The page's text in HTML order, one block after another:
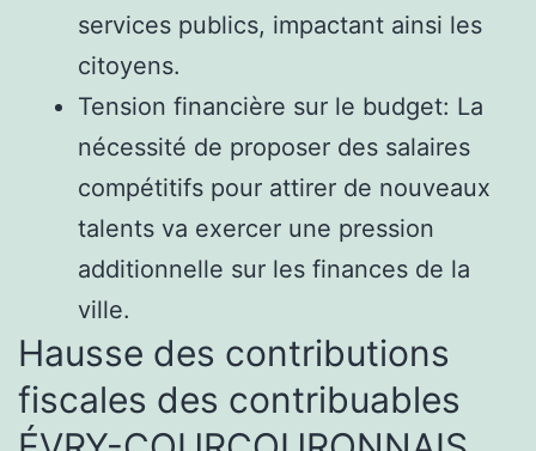
services publics, impactant ainsi les
citoyens.
Tension financière sur le budget: La
nécessité de proposer des salaires
compétitifs pour attirer de nouveaux
talents va exercer une pression
additionnelle sur les finances de la
ville.
Hausse des contributions
fiscales des contribuables